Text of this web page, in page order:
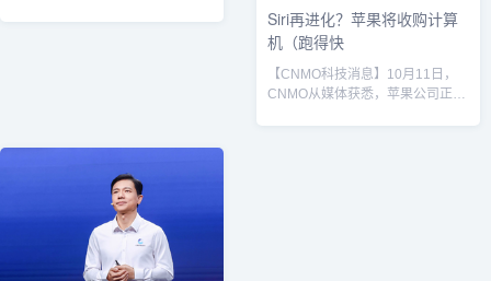
果App Store的直播间，并正式宣
点开启预购，并于10月22日全...
Siri再进化？苹果将收购计算
机（跑得快
【CNMO科技消息】10月11日，
CNMO从媒体获悉，苹果公司正处